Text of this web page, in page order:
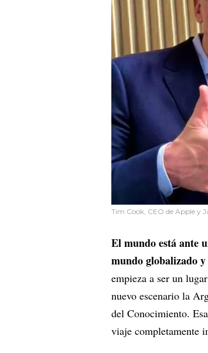
Tim Cook, CEO de Apple y
El mundo está ante
mundo globalizado
empieza a ser un
nuevo escenario la
del Conocimiento.
viaje completamente